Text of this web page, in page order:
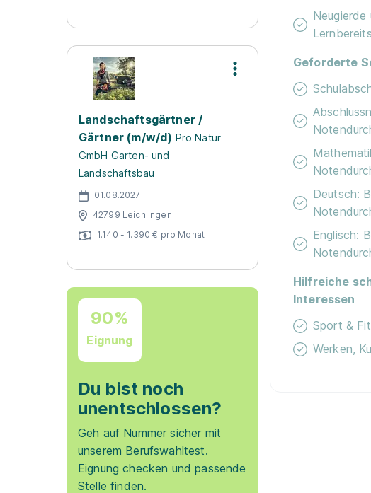
Landschaftsgärtner /
Gärtner (m/w/d) Pro Natur
GmbH Garten- und
Landschaftsbau
01.08.2027
42799 Leichlingen
1.140 - 1.390 € pro Monat
90%
Eignung
Du bist noch
unentschlossen?
Geh auf Nummer sicher mit
unserem Berufswahltest.
Eignung checken und passende
Stelle finden.
Neugierde
Geforderte
Deutsch:
Englisch:
Hilfreiche
Interessen
Sport &
Werken,